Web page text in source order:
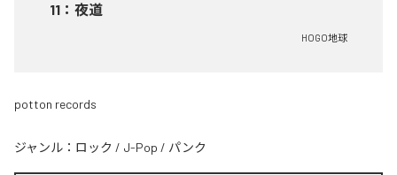
11 ： 夜道
HOGO地球
potton records
ジャンル： ロック / J-Pop / パンク